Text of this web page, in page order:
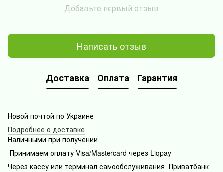
Добавьте первый отзыв
Написать отзыв
Доставка Оплата Гарантия
Новой почтой по Украине
Подробнее о доставке
Наличными при получении
Принимаем оплату Visa/Mastercard через Liqpay
Через кассу или терминал самообслуживания Приватбанк